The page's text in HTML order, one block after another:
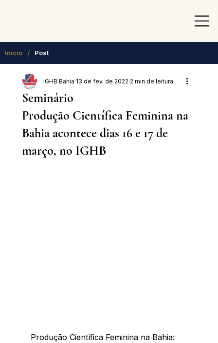
Início / Post
Seminário
Produção Científica Feminina na
Bahia acontece dias 16 e 17 de
março, no IGHB
IGHB Bahia 13 de fev. de 2022 2 min de leitura
Produção Científica Feminina na Bahia: